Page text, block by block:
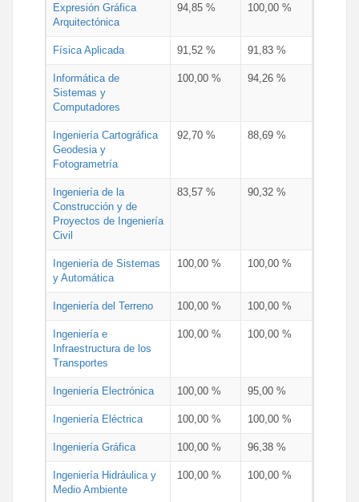
Expresión Gráfica
Arquitectónica
94,85 % 100,00 %
Física Aplicada 91,52 % 91,83 %
Informática de
Sistemas y
Computadores
100,00 % 94,26 %
Ingeniería Cartográfica
Geodesia y
Fotogrametría
92,70 % 88,69 %
Ingeniería de la
Construcción y de
Proyectos de Ingeniería
Civil
83,57 % 90,32 %
Ingeniería de Sistemas
y Automática
100,00 % 100,00 %
Ingeniería del Terreno 100,00 % 100,00 %
Ingeniería e
Infraestructura de los
Transportes
100,00 % 100,00 %
Ingeniería Electrónica 100,00 % 95,00 %
Ingeniería Eléctrica 100,00 % 100,00 %
Ingeniería Gráfica 100,00 % 96,38 %
Ingeniería Hidráulica y
Medio Ambiente
100,00 % 100,00 %